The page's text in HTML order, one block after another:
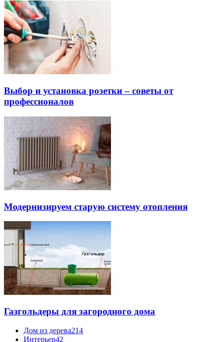
Выбор и установка розетки – советы от
профессионалов
Модернизируем старую систему отопления
Газгольдеры для загородного дома
Дом из дерева214
Интерьер42